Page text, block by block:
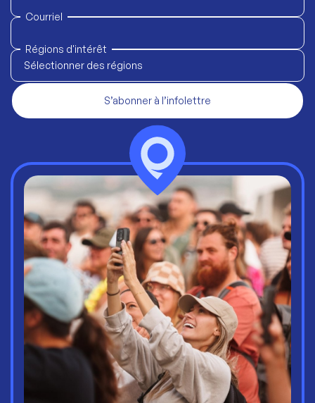
Courriel
Régions d'intérêt
Sélectionner des régions
S’abonner à l’infolettre